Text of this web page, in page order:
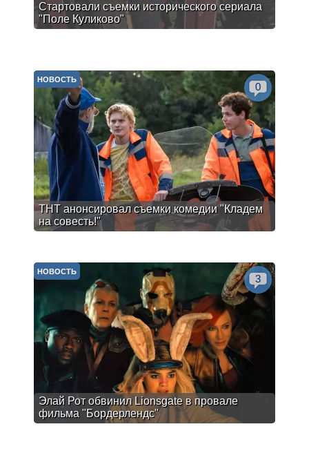
Стартовали съемки исторического сериала
"Поле Куликово"
ТНТ анонсировал съемки комедии "Кладем
на совесть!"
НОВОСТЬ
0
Элай Рот обвинил Lionsgate в провале
фильма "Бордерлендс"
НОВОСТЬ
3